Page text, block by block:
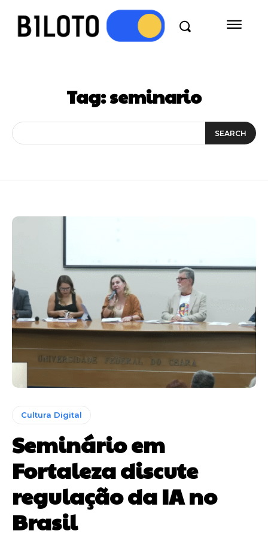
Tag:seminario
SEARCH
Cultura Digital
Seminário em
Fortaleza discute
regulação da IA no
Brasil